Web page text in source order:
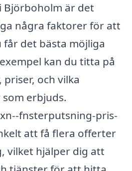
är det
några faktorer för att
det bästa möjliga
kan du titta på
och vilka
erbjuds.
fnsterputsning-pris-
att få flera offerter
vilket hjälper dig att